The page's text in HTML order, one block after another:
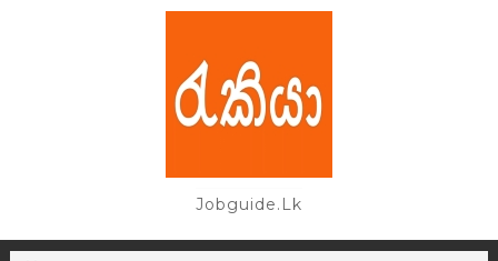
Jobguide.lk